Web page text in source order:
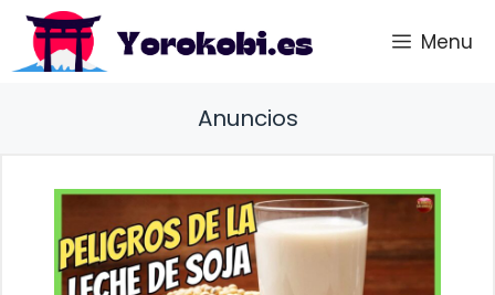
Saltar
contenido
Menu
Anuncios